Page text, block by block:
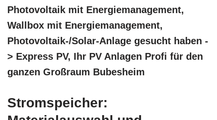
Photovoltaik mit Energiemanagement,
Wallbox mit Energiemanagement,
Photovoltaik-/Solar-Anlage gesucht haben -
> Express PV, Ihr PV Anlagen Profi für den
ganzen Großraum Bubesheim
Stromspeicher: